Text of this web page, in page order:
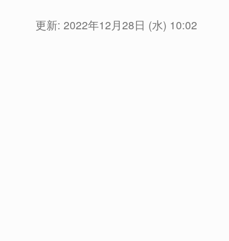
更新:2022年12月28日 (水) 10:02